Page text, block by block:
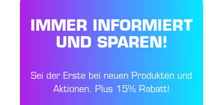
IMMER INFORMIERT
UND SPAREN!
Sei der Erste bei neuen Produkten und
Aktionen. Plus 15% Rabatt!